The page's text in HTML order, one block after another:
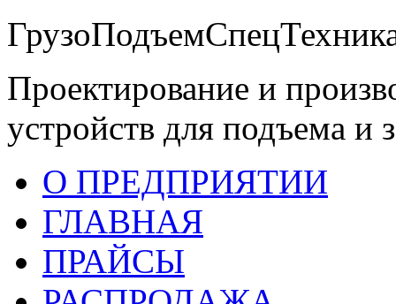
Проектирование и
устройств для подъема и
О ПРЕДПРИЯТИИ
ГЛАВНАЯ
ПРАЙСЫ